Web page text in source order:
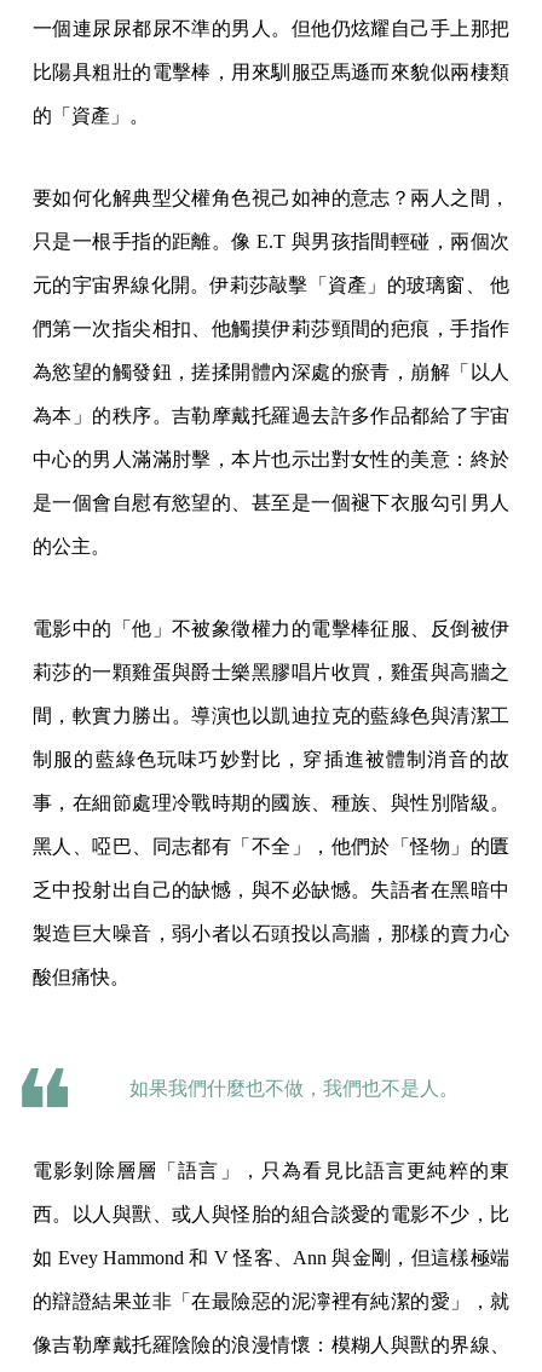
一個連尿尿都尿不準的男人。但他仍炫耀自己手上那把
比陽具粗壯的電擊棒，用來馴服亞馬遜而來貌似兩棲類
的「資產」。
要如何化解典型父權角色視己如神的意志？兩人之間，
只是一根手指的距離。像 E.T 與男孩指間輕碰，兩個次
元的宇宙界線化開。伊莉莎敲擊「資產」的玻璃窗、 他
們第一次指尖相扣、他觸摸伊莉莎頸間的疤痕，手指作
為慾望的觸發鈕，搓揉開體內深處的瘀青，崩解「以人
為本」的秩序。吉勒摩戴托羅過去許多作品都給了宇宙
中心的男人滿滿肘擊，本片也示岀對女性的美意：終於
是一個會自慰有慾望的、甚至是一個褪下衣服勾引男人
的公主。
電影中的「他」不被象徵權力的電擊棒征服、反倒被伊
莉莎的一顆雞蛋與爵士樂黑膠唱片收買，雞蛋與高牆之
間，軟實力勝出。導演也以凱迪拉克的藍綠色與清潔工
制服的藍綠色玩味巧妙對比，穿插進被體制消音的故
事，在細節處理冷戰時期的國族、種族、與性別階級。
黑人、啞巴、同志都有「不全」，他們於「怪物」的匱
乏中投射出自己的缺憾，與不必缺憾。失語者在黑暗中
製造巨大噪音，弱小者以石頭投以高牆，那樣的賣力心
酸但痛快。
如果我們什麼也不做，我們也不是人。
電影剝除層層「語言」，只為看見比語言更純粹的東
西。以人與獸、或人與怪胎的組合談愛的電影不少，比
如 Evey Hammond 和 V 怪客、Ann 與金剛，但這樣極端
的辯證結果並非「在最險惡的泥濘裡有純潔的愛」，就
像吉勒摩戴托羅陰險的浪漫情懷：模糊人與獸的界線、